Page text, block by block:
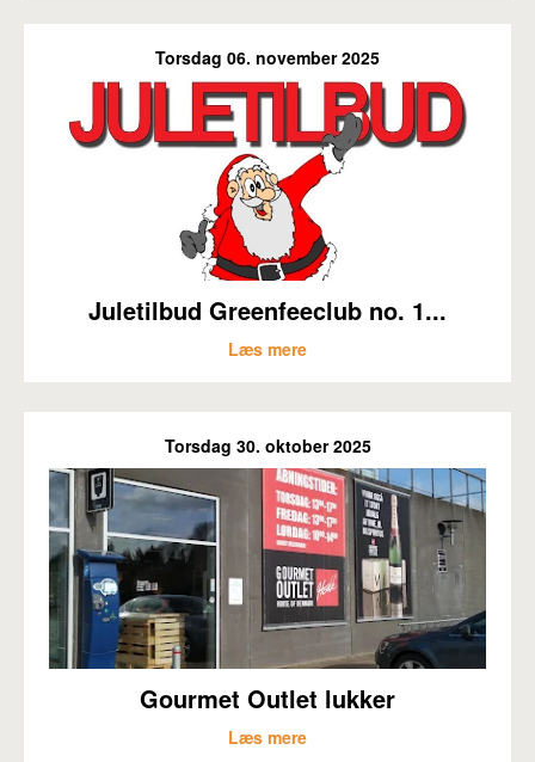
Torsdag 06. november 2025
Juletilbud Greenfeeclub no. 1...
Læs mere
Torsdag 30. oktober 2025
Gourmet Outlet lukker
Læs mere